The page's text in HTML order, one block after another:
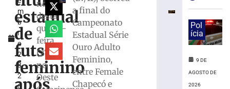
m
b
r
o
2
8,
2
0
estadual
de
futsal
feminino
após
noite
desta
quarta-
feira
(27/11)
no
Oeste
a final do
Campeonato
Estadual Série
Ouro Adulto
Feminino,
entre Female
Chapecó e
estreia
com
vitória
Campeonato
Catarinense
agosto
Pol
ícia
9 DE
AGOSTO DE
2026